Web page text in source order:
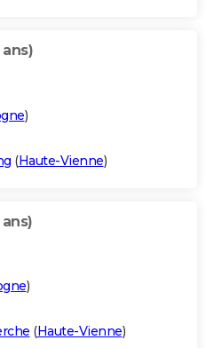
)
(Haute-Vienne)
)
(Haute-Vienne)